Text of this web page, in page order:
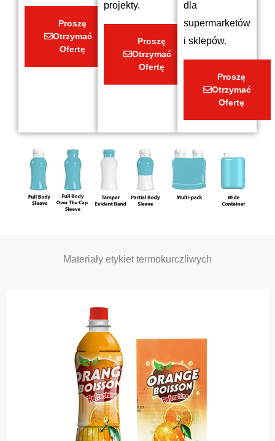
Proszę
Otrzymać
Ofertę
projekty.
Proszę
Otrzymać
Ofertę
dla
supermarketów
i sklepów.
Proszę
Otrzymać
Ofertę
Materiały etykiet termokurczliwych